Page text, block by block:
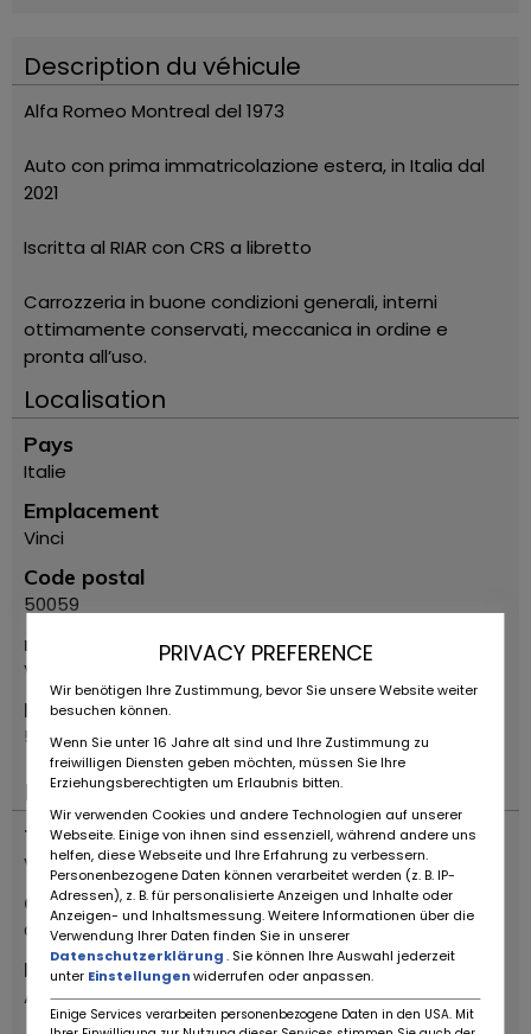
Description du véhicule
Alfa Romeo Montreal del 1973
Auto con prima immatricolazione estera, in Italia dal
2021
Iscritta al RIAR con CRS a libretto
Carrozzeria in buone condizioni generali, interni
ottimamente conservati, meccanica in ordine e
pronta all’uso.
Localisation
Pays
Italie
Emplacement
Vinci
Code postal
50059
rue
Via Limitese
Numéro de maison
56C
Important
Types de véhicules
Voiture ancienne
Catégorie
Coupé
Marque
Alfa Romeo
PRIVACY PREFERENCE
Wir benötigen Ihre Zustimmung, bevor Sie unsere Website weiter
besuchen können.
Wenn Sie unter 16 Jahre alt sind und Ihre Zustimmung zu
freiwilligen Diensten geben möchten, müssen Sie Ihre
Erziehungsberechtigten um Erlaubnis bitten.
Wir verwenden Cookies und andere Technologien auf unserer
Webseite. Einige von ihnen sind essenziell, während andere uns
helfen, diese Webseite und Ihre Erfahrung zu verbessern.
Personenbezogene Daten können verarbeitet werden (z. B. IP-
Adressen), z. B. für personalisierte Anzeigen und Inhalte oder
Anzeigen- und Inhaltsmessung. Weitere Informationen über die
Verwendung Ihrer Daten finden Sie in unserer
Datenschutzerklärung. Sie können Ihre Auswahl jederzeit
unter Einstellungenwiderrufen oder anpassen.
Einige Services verarbeiten personenbezogene Daten in den USA. Mit